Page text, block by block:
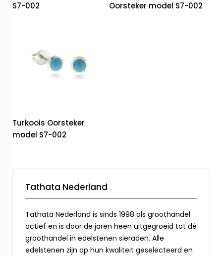
S7-002
Oorsteker model S7-002
Turkoois Oorsteker
model S7-002
Tathata Nederland
Tathata Nederland is sinds 1998 als groothandel
actief en is door de jaren heen uitgegroeid tot dé
groothandel in edelstenen sieraden. Alle
edelstenen zijn op hun kwaliteit geselecteerd en